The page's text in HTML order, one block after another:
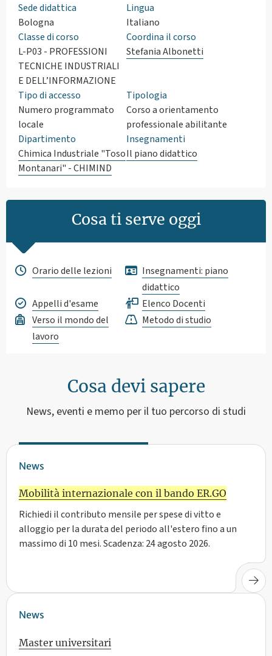
Sede didattica
Bologna
Lingua
Italiano
Classe di corso
L-P03 - PROFESSIONI
TECNICHE INDUSTRIALI
E DELL’INFORMAZIONE
Coordina il corso
Stefania Albonetti
Tipo di accesso
Numero programmato
locale
Tipologia
Corso a orientamento
professionale abilitante
Dipartimento
Chimica Industriale "Toso
Montanari" - CHIMIND
Insegnamenti
Il piano didattico
Cosa ti serve oggi
Orario delle lezioni
Insegnamenti: piano
didattico
Appelli d'esame
Elenco Docenti
Verso il mondo del
lavoro
Metodo di studio
Cosa devi sapere
News, eventi e memo per il tuo percorso di studi
News
Mobilità internazionale con il bando ER.GO
Richiedi il contributo mensile per spese di vitto e
alloggio per la durata del periodo all'estero fino a un
massimo di 10 mesi. Scadenza: 24 agosto 2026.
News
Master universitari